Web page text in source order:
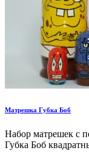
Матрешка Губка Боб
Набор матрешек с
Губка Боб